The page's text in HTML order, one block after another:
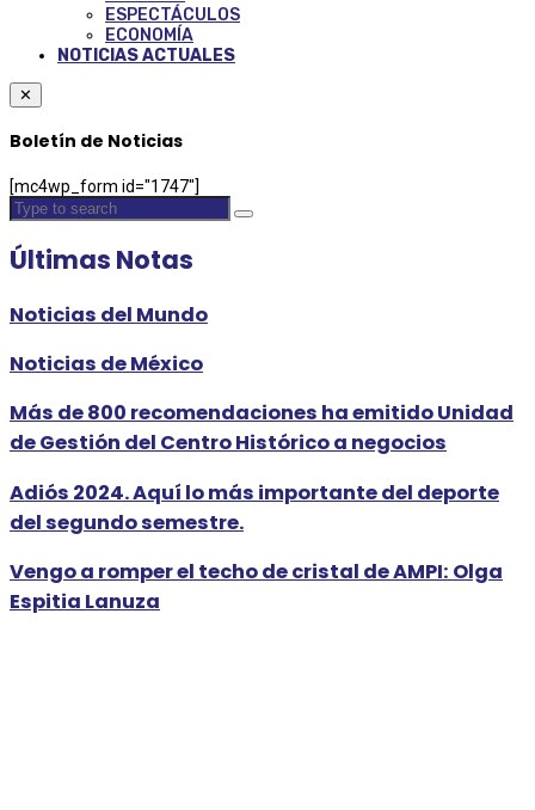
ESPECTÁCULOS
ECONOMÍA
NOTICIAS ACTUALES
✕
Boletín de Noticias
[mc4wp_form id="1747"]
Últimas Notas
Noticias del Mundo
Noticias de México
Más de 800 recomendaciones ha emitido Unidad
de Gestión del Centro Histórico a negocios
Adiós 2024. Aquí lo más importante del deporte
del segundo semestre.
Vengo a romper el techo de cristal de AMPI: Olga
Espitia Lanuza